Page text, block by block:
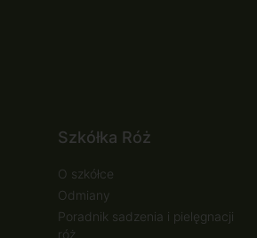
Szkółka Róż
O szkółce
Odmiany
Poradnik sadzenia i pielęgnacji
róż